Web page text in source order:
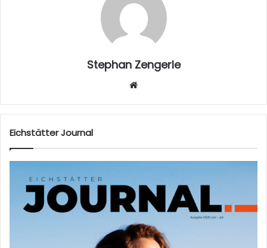
Stephan Zengerle
sei
Eichstätter Journal